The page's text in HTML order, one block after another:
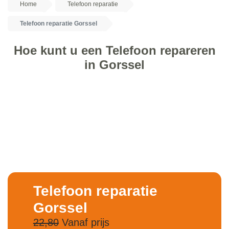
Home Telefoon reparatie
Telefoon reparatie Gorssel
Hoe kunt u een Telefoon repareren
in Gorssel
Telefoon reparatie
Gorssel
22,80Vanaf prijs